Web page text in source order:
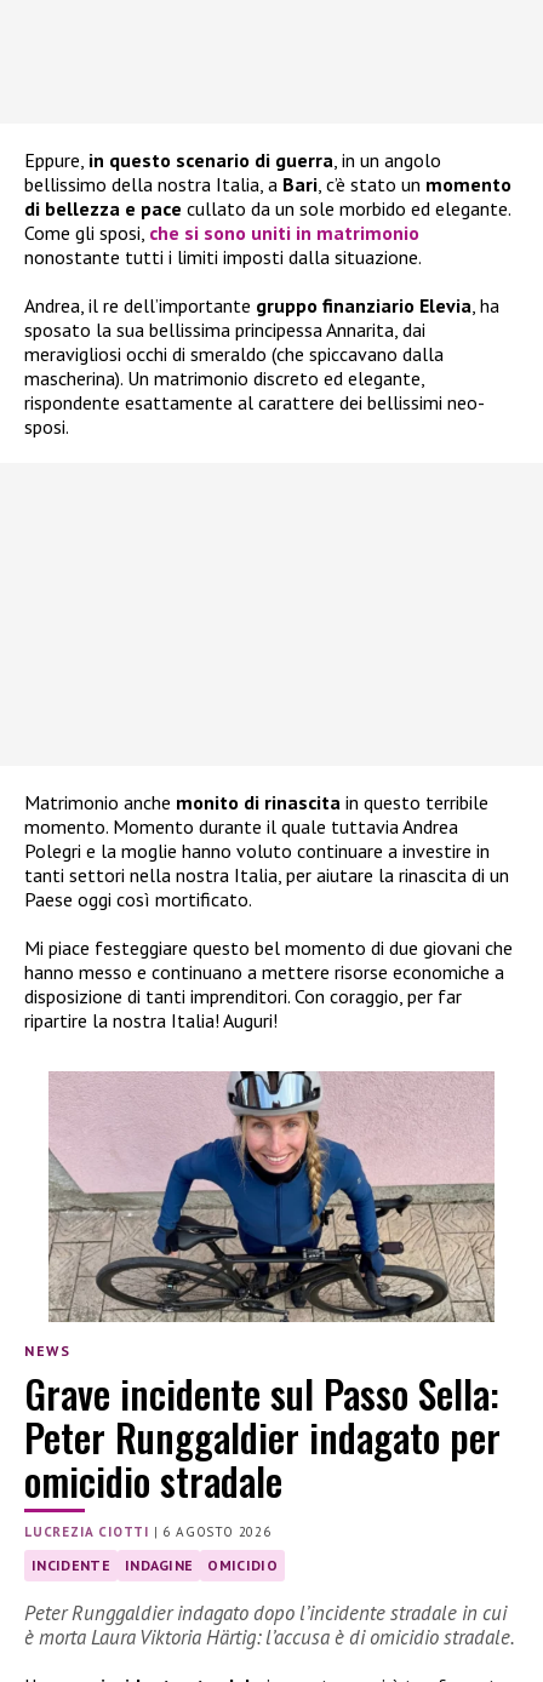
Eppure, in questo scenario di guerra, in un angolo
bellissimo della nostra Italia, a Bari, c’è stato un momento
di bellezza e pace cullato da un sole morbido ed elegante.
Come gli sposi, che si sono uniti in matrimonio
nonostante tutti i limiti imposti dalla situazione.
Andrea, il re dell’importante gruppo finanziario Elevia, ha
sposato la sua bellissima principessa Annarita, dai
meravigliosi occhi di smeraldo (che spiccavano dalla
mascherina). Un matrimonio discreto ed elegante,
rispondente esattamente al carattere dei bellissimi neo-
sposi.
Matrimonio anche monito di rinascita in questo terribile
momento. Momento durante il quale tuttavia Andrea
Polegri e la moglie hanno voluto continuare a investire in
tanti settori nella nostra Italia, per aiutare la rinascita di un
Paese oggi così mortificato.
Mi piace festeggiare questo bel momento di due giovani che
hanno messo e continuano a mettere risorse economiche a
disposizione di tanti imprenditori. Con coraggio, per far
ripartire la nostra Italia! Auguri!
NEWS
Grave incidente sul Passo Sella:
Peter Runggaldier indagato per
omicidio stradale
LUCREZIA CIOTTI | 6 AGOSTO 2026
INCIDENTE INDAGINE OMICIDIO
Peter Runggaldier indagato dopo l’incidente stradale in cui
è morta Laura Viktoria Härtig: l’accusa è di omicidio stradale.